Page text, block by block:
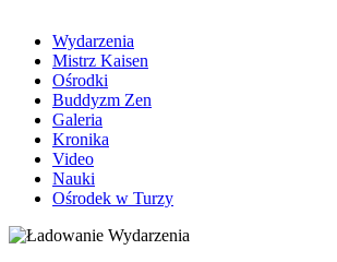
Wydarzenia
Mistrz Kaisen
Ośrodki
Buddyzm Zen
Galeria
Kronika
Video
Nauki
Ośrodek w Turzy